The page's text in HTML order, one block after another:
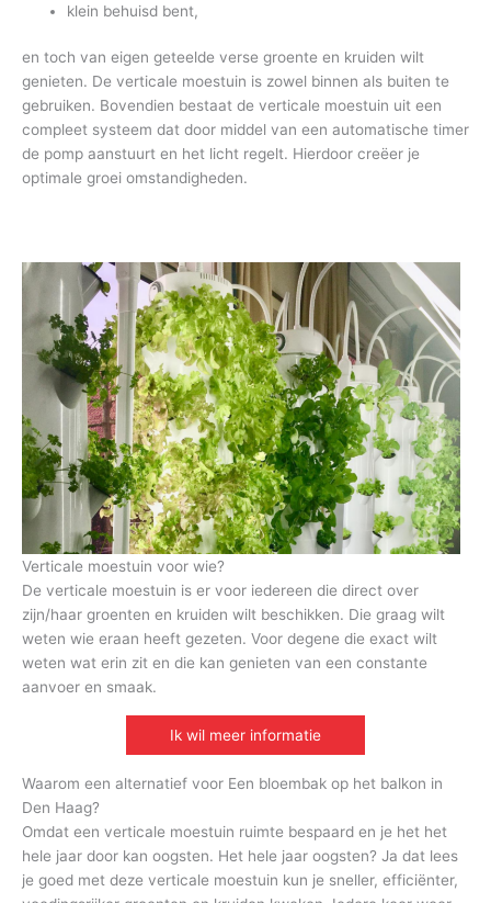
klein behuisd bent,
en toch van eigen geteelde verse groente en kruiden wilt
genieten. De verticale moestuin is zowel binnen als buiten te
gebruiken. Bovendien bestaat de verticale moestuin uit een
compleet systeem dat door middel van een automatische timer
de pomp aanstuurt en het licht regelt. Hierdoor creëer je
optimale groei omstandigheden.
Verticale moestuin voor wie?
De verticale moestuin is er voor iedereen die direct over
zijn/haar groenten en kruiden wilt beschikken. Die graag wilt
weten wie eraan heeft gezeten. Voor degene die exact wilt
weten wat erin zit en die kan genieten van een constante
aanvoer en smaak.
Ik wil meer informatie
Waarom een alternatief voor Een bloembak op het balkon in
Den Haag?
Omdat een verticale moestuin ruimte bespaard en je het het
hele jaar door kan oogsten. Het hele jaar oogsten? Ja dat lees
je goed met deze verticale moestuin kun je sneller, efficiënter,